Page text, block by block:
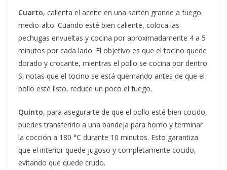
Cuarto, calienta el aceite en una sartén grande a fuego
medio-alto. Cuando esté bien caliente, coloca las
pechugas envueltas y cocina por aproximadamente 4 a 5
minutos por cada lado. El objetivo es que el tocino quede
dorado y crocante, mientras el pollo se cocina por dentro.
Si notas que el tocino se está quemando antes de que el
pollo esté listo, reduce un poco el fuego.
Quinto, para asegurarte de que el pollo esté bien cocido,
puedes transferirlo a una bandeja para horno y terminar
la cocción a 180 °C durante 10 minutos. Esto garantiza
que el interior quede jugoso y completamente cocido,
evitando que quede crudo.